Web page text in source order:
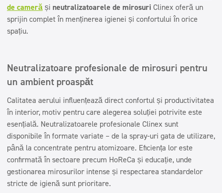
de camerăși neutralizatoarele de mirosuriClinex oferă un
sprijin complet în menținerea igienei și confortului în orice
spațiu.
Neutralizatoare profesionale de mirosuri pentru
un ambient proaspăt
Calitatea aerului influențează direct confortul și productivitatea
în interior, motiv pentru care alegerea soluției potrivite este
esențială. Neutralizatoarele profesionale Clinex sunt
disponibile în formate variate – de la spray-uri gata de utilizare,
până la concentrate pentru atomizoare. Eficiența lor este
confirmată în sectoare precum HoReCa și educație, unde
gestionarea mirosurilor intense și respectarea standardelor
stricte de igienă sunt prioritare.